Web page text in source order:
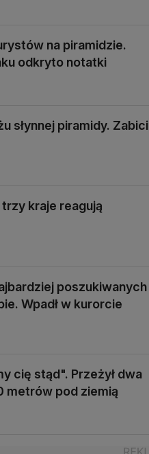
na piramidzie.
odkryto notatki
słynnej piramidy. Zabici
kraje reagują
poszukiwanych
Wpadł w kurorcie
cię stąd". Przeżył dwa
metrów pod ziemią